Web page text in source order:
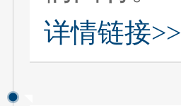
详情链接>>